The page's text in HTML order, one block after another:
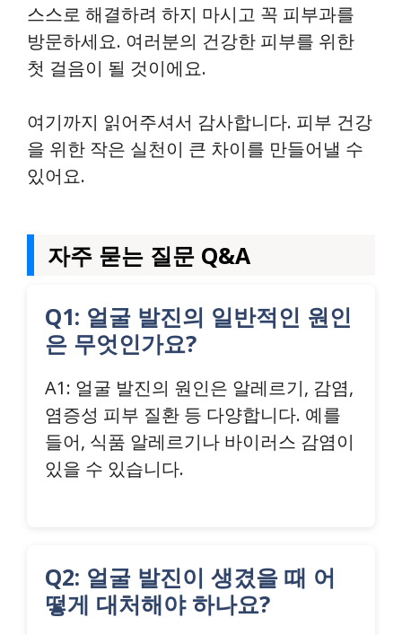
스스로 해결하려 하지 마시고 꼭 피부과를
방문하세요. 여러분의 건강한 피부를 위한
첫 걸음이 될 것이에요.
여기까지 읽어주셔서 감사합니다. 피부 건강
을 위한 작은 실천이 큰 차이를 만들어낼 수
있어요.
자주 묻는 질문 Q&A
Q1: 얼굴 발진의 일반적인 원인
은 무엇인가요?
A1: 얼굴 발진의 원인은 알레르기, 감염,
염증성 피부 질환 등 다양합니다. 예를
들어, 식품 알레르기나 바이러스 감염이
있을 수 있습니다.
Q2: 얼굴 발진이 생겼을 때 어
떻게 대처해야 하나요?